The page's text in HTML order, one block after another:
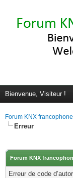
Bienvenue, Visiteur !
Forum KNX
Erreur
Forum KNX
Erreur de code